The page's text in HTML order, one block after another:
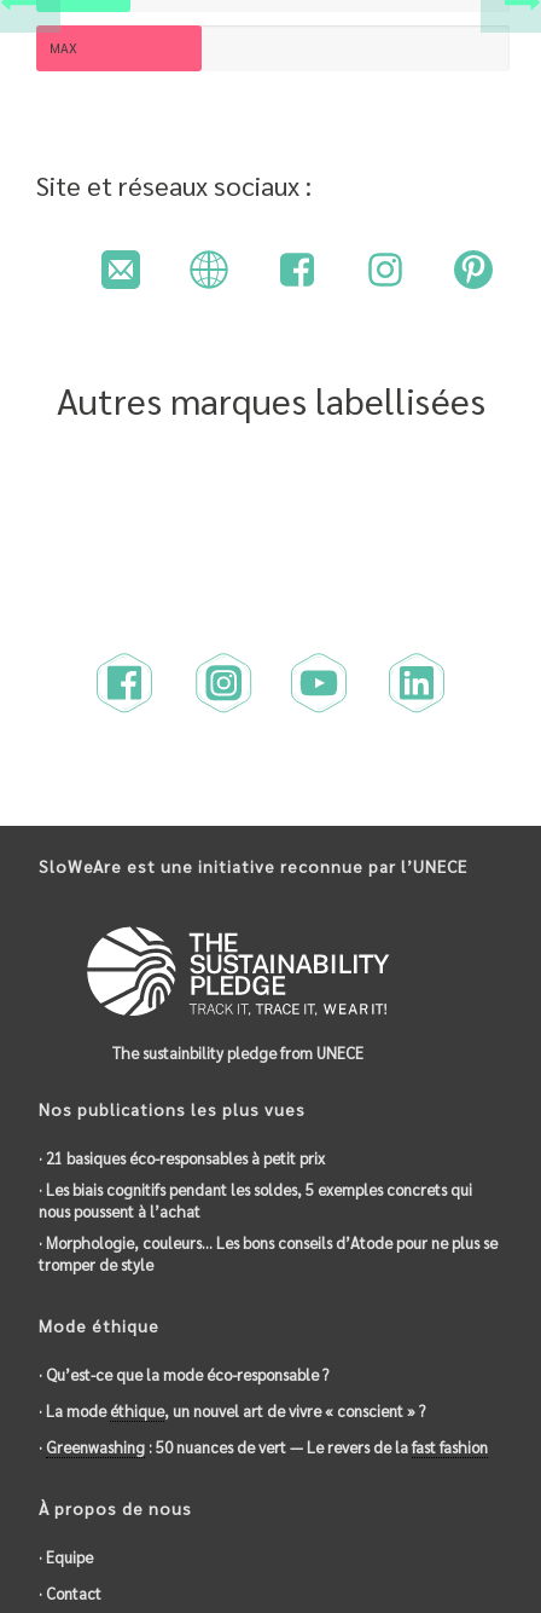
MAX
Site et réseaux sociaux :
Autres marques labellisées
SloWeAre est une initiative reconnue par l’UNECE
The sustainbility pledge from UNECE
Nos publications les plus vues
· 21 basiques éco-responsables à petit prix
· Les biais cognitifs pendant les soldes, 5 exemples concrets qui
nous poussent à l’achat
· Morphologie, couleurs… Les bons conseils d’Atode pour ne plus se
tromper de style
Mode éthique
· Qu’est-ce que la mode éco-responsable ?
· La modeéthique, un nouvel art de vivre « conscient » ?
· Greenwashing : 50 nuances de vert — Le revers de lafast fashion
À propos de nous
· Equipe
· Contact